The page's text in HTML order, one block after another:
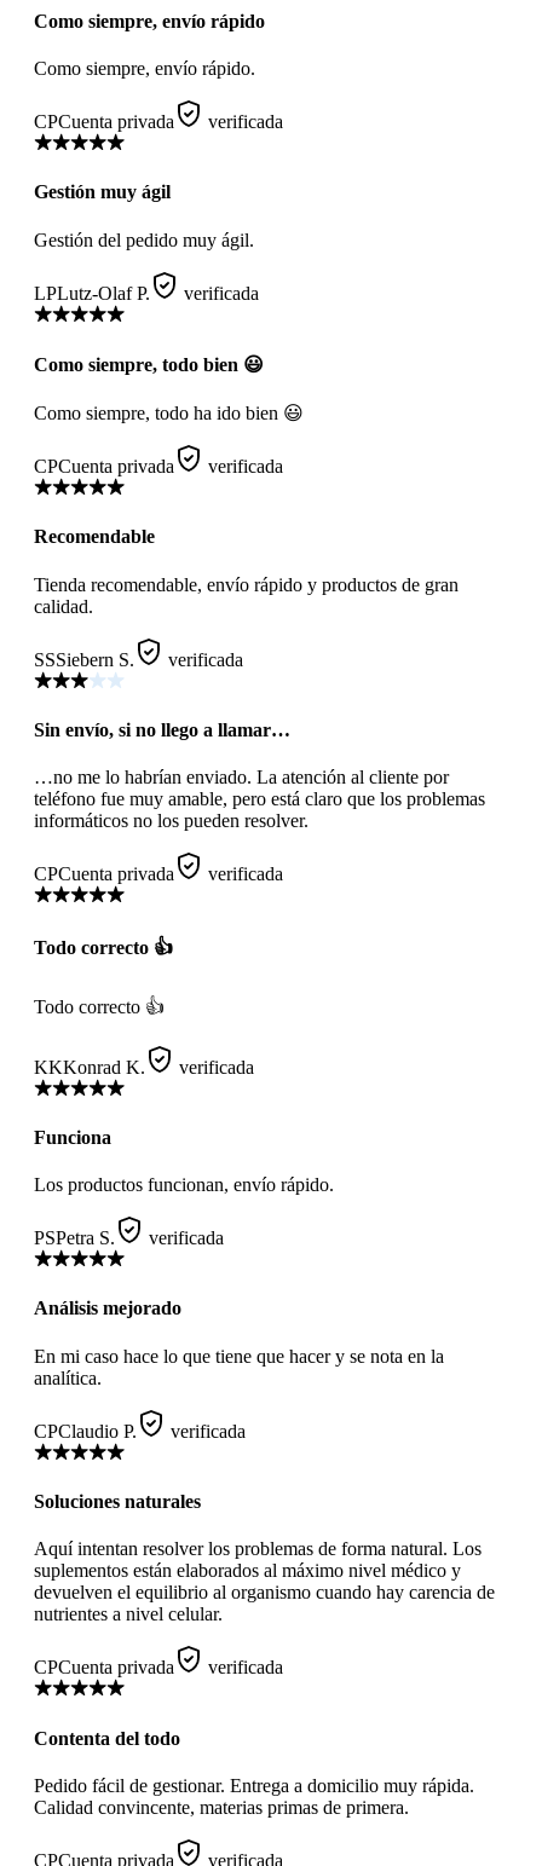
Como siempre, envío rápido
Como siempre, envío rápido.
CPCuenta privada verificada
Gestión muy ágil
Gestión del pedido muy ágil.
LPLutz-Olaf P. verificada
Como siempre, todo bien 😃
Como siempre, todo ha ido bien 😃
CPCuenta privada verificada
Recomendable
Tienda recomendable, envío rápido y productos de gran
calidad.
SSSiebern S. verificada
Sin envío, si no llego a llamar…
…no me lo habrían enviado. La atención al cliente por
teléfono fue muy amable, pero está claro que los problemas
informáticos no los pueden resolver.
CPCuenta privada verificada
Todo correcto 👍
Todo correcto 👍
KKKonrad K. verificada
Funciona
Los productos funcionan, envío rápido.
PSPetra S. verificada
Análisis mejorado
En mi caso hace lo que tiene que hacer y se nota en la
analítica.
CPClaudio P. verificada
Soluciones naturales
Aquí intentan resolver los problemas de forma natural. Los
suplementos están elaborados al máximo nivel médico y
devuelven el equilibrio al organismo cuando hay carencia de
nutrientes a nivel celular.
CPCuenta privada verificada
Contenta del todo
Pedido fácil de gestionar. Entrega a domicilio muy rápida.
Calidad convincente, materias primas de primera.
CPCuenta privada verificada